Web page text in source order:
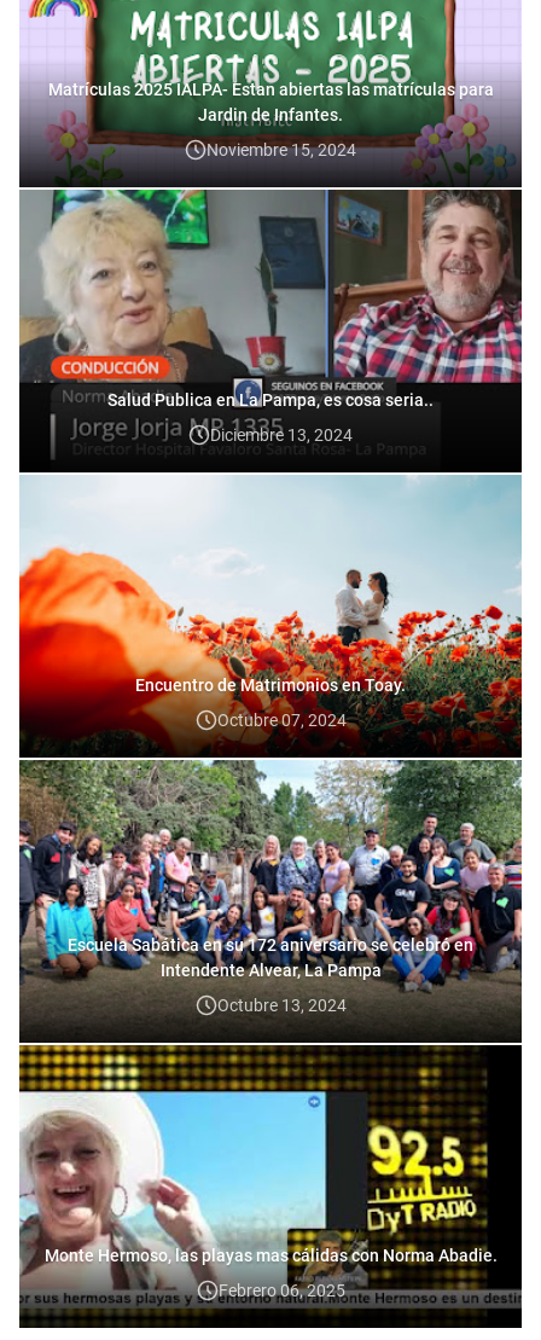
Matrículas 2025 IALPA- Estan abiertas las matrículas para
Jardin de Infantes.
Noviembre 15, 2024
Salud Publica en La Pampa, es cosa seria..
Diciembre 13, 2024
Encuentro de Matrimonios en Toay.
Octubre 07, 2024
Escuela Sabática en su 172 aniversario se celebró en
Intendente Alvear, La Pampa
Octubre 13, 2024
Monte Hermoso, las playas mas cálidas con Norma Abadie.
Febrero 06, 2025